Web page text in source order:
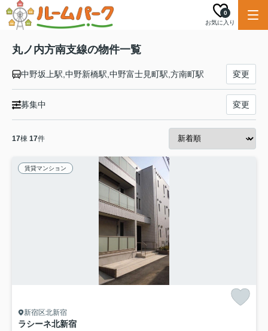
お気に入り
0
丸ノ内方南支線の物件一覧
中野坂上駅,中野新橋駅,中野富士見町駅,方南町駅 変更
募集中 変更
17棟 17件
賃貸マンション
新宿区北新宿
ラシーネ北新宿